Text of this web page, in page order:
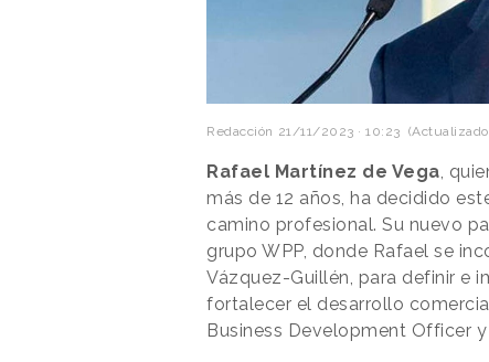
Redacción 21/11/2023 · 10:23
Rafael Martínez de Vega ,
más de 12 años, ha decidido
camino profesional. Su nuevo
grupo WPP, donde Rafael se
Vázquez-Guillén, para definir e
fortalecer el desarrollo
Business Development Officer